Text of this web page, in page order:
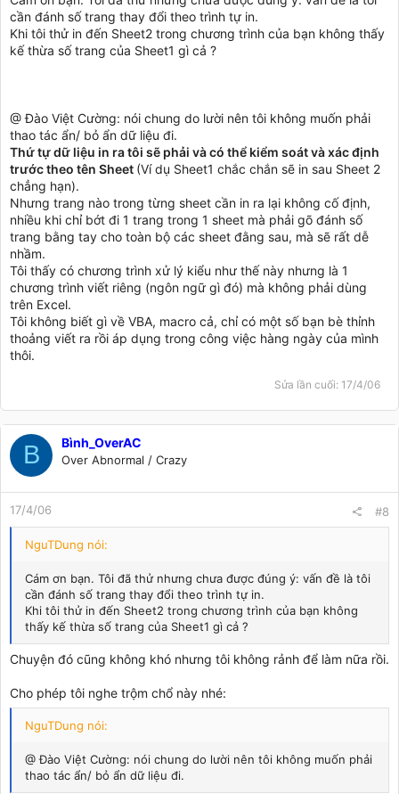
cần đánh số trang thay đổi theo trình tự in.
Khi tôi thử in đến Sheet2 trong chương trình của bạn không thấy
kế thừa số trang của Sheet1 gì cả ?
@ Đào Việt Cường: nói chung do lười nên tôi không muốn phải
thao tác ẩn/ bỏ ẩn dữ liệu đi.
Thứ tự dữ liệu in ra tôi sẽ phải và có thể kiểm soát và xác định
trước theo tên Sheet (Ví dụ Sheet1 chắc chắn sẽ in sau Sheet 2
chẳng hạn).
Nhưng trang nào trong từng sheet cần in ra lại không cố định,
nhiều khi chỉ bớt đi 1 trang trong 1 sheet mà phải gõ đánh số
trang bằng tay cho toàn bộ các sheet đằng sau, mà sẽ rất dễ
nhầm.
Tôi thấy có chương trình xử lý kiểu như thế này nhưng là 1
chương trình viết riêng (ngôn ngữ gì đó) mà không phải dùng
trên Excel.
Tôi không biết gì về VBA, macro cả, chỉ có một số bạn bè thỉnh
thoảng viết ra rồi áp dụng trong công việc hàng ngày của mình
thôi.
Sửa lần cuối: 17/4/06
B Bình_OverAC
Over Abnormal / Crazy
17/4/06 #8
NguTDung nói:
Cám ơn bạn. Tôi đã thử nhưng chưa được đúng ý: vấn đề là tôi
cần đánh số trang thay đổi theo trình tự in.
Khi tôi thử in đến Sheet2 trong chương trình của bạn không
thấy kế thừa số trang của Sheet1 gì cả ?
Chuyện đó cũng không khó nhưng tôi không rảnh để làm nữa rồi.
Cho phép tôi nghe trộm chổ này nhé:
NguTDung nói:
@ Đào Việt Cường: nói chung do lười nên tôi không muốn phải
thao tác ẩn/ bỏ ẩn dữ liệu đi.